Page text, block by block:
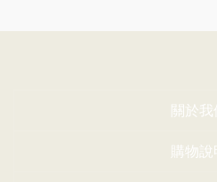
關於我
購物說